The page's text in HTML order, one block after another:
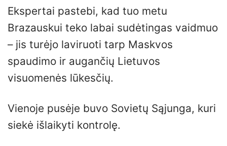
Ekspertai pastebi, kad tuo metu
Brazauskui teko labai sudėtingas vaidmuo
– jis turėjo laviruoti tarp Maskvos
spaudimo ir augančių Lietuvos
visuomenės lūkesčių.
Vienoje pusėje buvo Sovietų Sąjunga, kuri
siekė išlaikyti kontrolę.